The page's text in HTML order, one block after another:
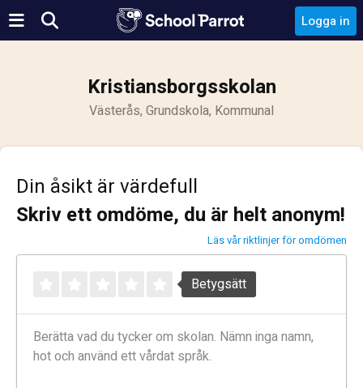
Logga in
Kristiansborgsskolan
Västerås, Grundskola, Kommunal
Din åsikt är värdefull
Skriv ett omdöme, du är helt anonym!
Läs vår riktlinjer för omdömen
Betygsätt